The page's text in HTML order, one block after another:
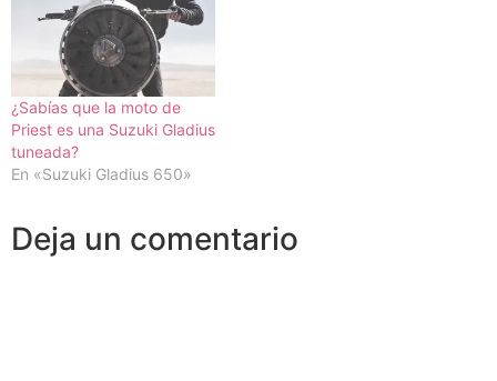
¿Sabías que la moto de
Priest es una Suzuki Gladius
tuneada?
En «Suzuki Gladius 650»
Deja un comentario